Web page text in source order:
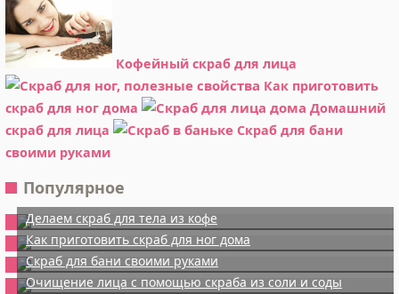
Кофейный скраб для лица
Как приготовить
скраб для ног дома
Домашний
скраб для лица
Скраб для бани
своими руками
Популярное
Делаем скраб для тела из кофе
Как приготовить скраб для ног дома
Скраб для бани своими руками
Очищение лица с помощью скраба из соли и соды